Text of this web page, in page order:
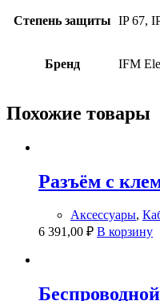
Степень защиты IP 67,
Бренд IFM
Похожие товары
Разъём с
Аксессуары,
6 391,00 ₽ В корзину